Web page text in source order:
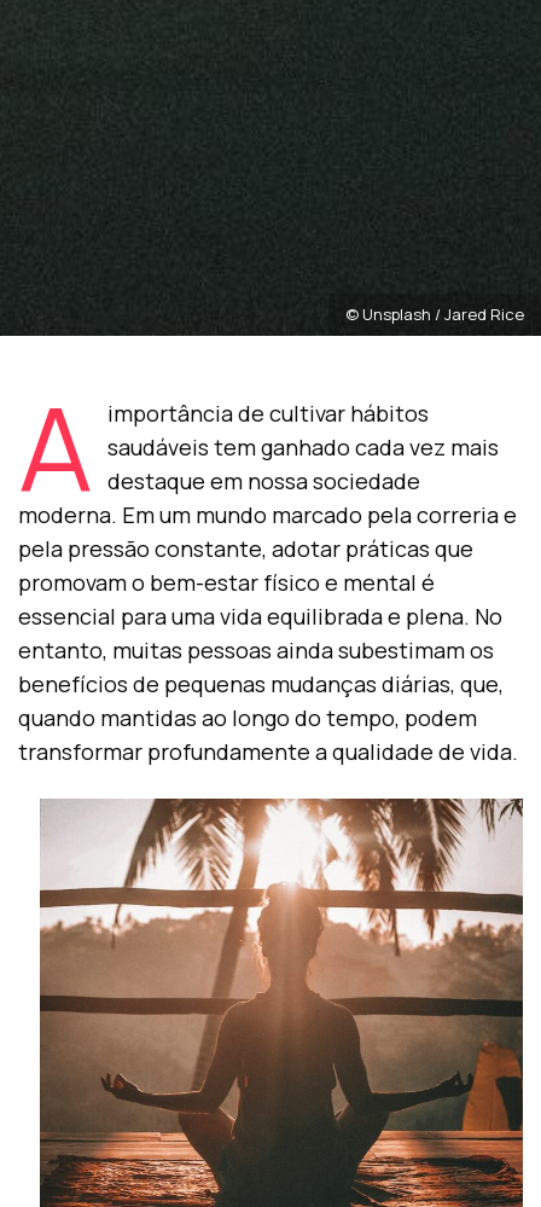
© Unsplash / Jared Rice
A
importância de cultivar hábitos
saudáveis tem ganhado cada vez mais
destaque em nossa sociedade
moderna. Em um mundo marcado pela correria e
pela pressão constante, adotar práticas que
promovam o bem-estar físico e mental é
essencial para uma vida equilibrada e plena. No
entanto, muitas pessoas ainda subestimam os
benefícios de pequenas mudanças diárias, que,
quando mantidas ao longo do tempo, podem
transformar profundamente a qualidade de vida.